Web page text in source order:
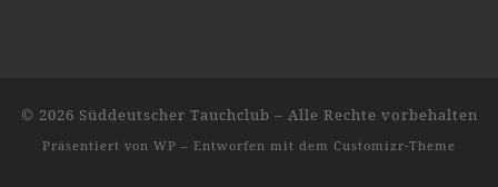
© 2026 Süddeutscher Tauchclub – Alle Rechte vorbehalten
Präsentiert von WP – Entworfen mit dem Customizr-Theme